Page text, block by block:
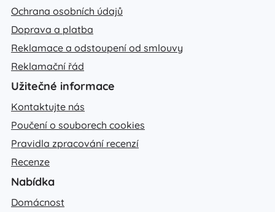
Ochrana osobních údajů
Doprava a platba
Reklamace a odstoupení od smlouvy
Reklamační řád
Užitečné informace
Kontaktujte nás
Poučení o souborech cookies
Pravidla zpracování recenzí
Recenze
Nabídka
Domácnost